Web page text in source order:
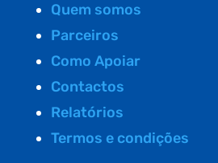
Quem somos
Parceiros
Como Apoiar
Contactos
Relatórios
Termos e condições